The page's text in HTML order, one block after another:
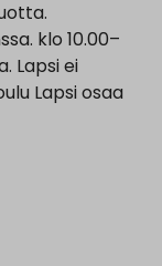
klo 10.00–
Lapsi ei
Lapsi osaa